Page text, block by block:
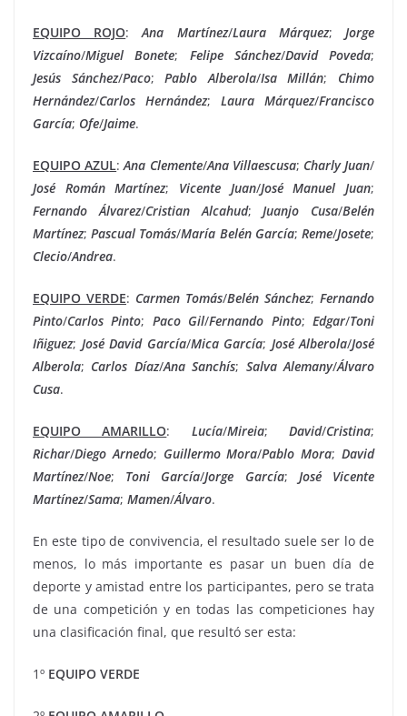
EQUIPO ROJO:Ana Martínez/Laura Márquez;Jorge
Vizcaíno/Miguel Bonete; Felipe Sánchez/David Poveda;
Jesús
Sánchez/Paco;Pablo Alberola/Isa Millán; Chimo
Hernández/Carlos Hernández; Laura Márquez/Francisco
García; Ofe/Jaime.
EQUIPO AZUL:Ana Clemente/Ana Villaescusa; Charly Juan/
José Román Martínez; Vicente Juan/José Manuel Juan;
Fernando
Álvarez/Cristian Alcahud;Juanjo Cusa/Belén
Martínez;Pascual Tomás/María Belén García;Reme/Josete;
Clecio/Andrea.
EQUIPO VERDE: Carmen Tomás/Belén Sánchez; Fernando
Pinto/Carlos Pinto; Paco Gil/Fernando Pinto;Edgar/Toni
Iñiguez; José David García/Mica García; José Alberola/José
Alberola; Carlos Díaz/Ana Sanchís; Salva Alemany/Álvaro
Cusa.
EQUIPO AMARILLO: Lucía/Mireia;David/Cristina;
Richar/Diego Arnedo; Guillermo Mora/Pablo Mora;David
Martínez/Noe; Toni García/Jorge García; José
Vicente
Martínez/Sama; Mamen/Álvaro.
En este tipo de convivencia, el resultado suele ser lo de
menos, lo más importante es pasar un buen día de
deporte y amistad entre los participantes, pero se trata
de una competición y en todas las competiciones hay
una clasificación final, que resultó ser esta:
1º EQUIPO VERDE